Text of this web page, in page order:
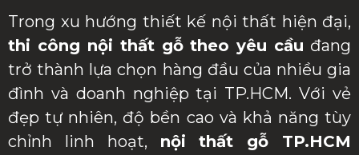
Trong xu hướng thiết kế nội thất hiện đại,
thi công nội thất gỗ theo yêu cầu đang
trở thành lựa chọn hàng đầu của nhiều gia
đình và doanh nghiệp tại TP.HCM. Với vẻ
đẹp tự nhiên, độ bền cao và khả năng tùy
chỉnh linh hoạt, nội thất gỗ TP.HCM